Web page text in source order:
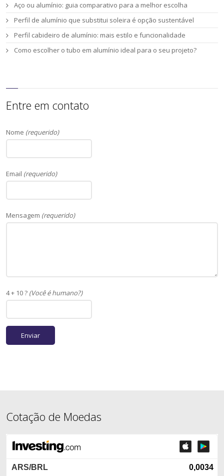
Aço ou alumínio: guia comparativo para a melhor escolha
Perfil de alumínio que substitui soleira é opção sustentável
Perfil cabideiro de alumínio: mais estilo e funcionalidade
Como escolher o tubo em alumínio ideal para o seu projeto?
Entre em contato
Nome (requerido)
Email (requerido)
Mensagem (requerido)
4 + 10 ? (Você é humano?)
Cotação de Moedas